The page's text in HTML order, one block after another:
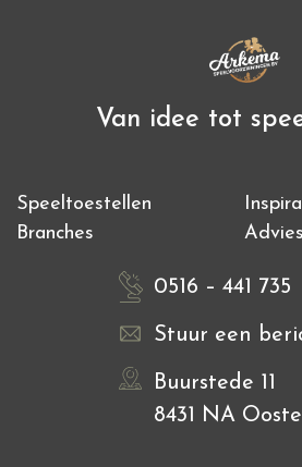
Van idee tot
Speeltoestellen
Branches
0516 – 441 735
Stuur een
Buurstede 11
8431 NA